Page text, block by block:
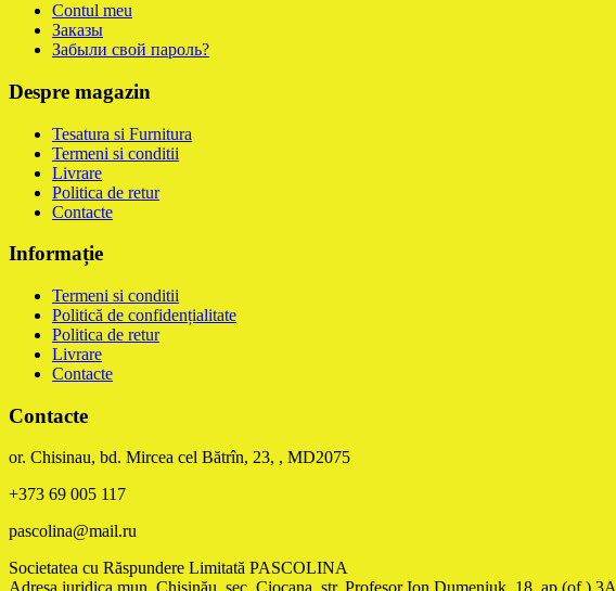
Contul meu
Заказы
Забыли свой пароль?
Despre magazin
Tesatura si Furnitura
Termeni si conditii
Livrare
Politica de retur
Contacte
Informație
Termeni si conditii
Politică de confidențialitate
Politica de retur
Livrare
Contacte
Contacte
or. Chisinau, bd. Mircea cel Bătrîn, 23, , MD2075
+373 69 005 117
pascolina@mail.ru
Societatea cu Răspundere Limitată PASCOLINA